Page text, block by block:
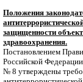
Положения
защищенности
здравоохранения.
Постановлением
Российской
№ 8 утверждены